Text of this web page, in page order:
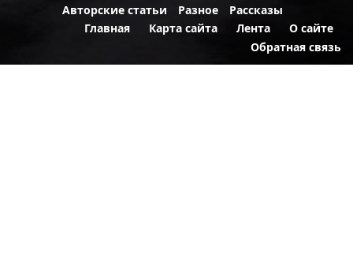
Авторские статьи
Разное
Рассказы
Главная
Карта сайта Лента
О сайте
Обратная связь